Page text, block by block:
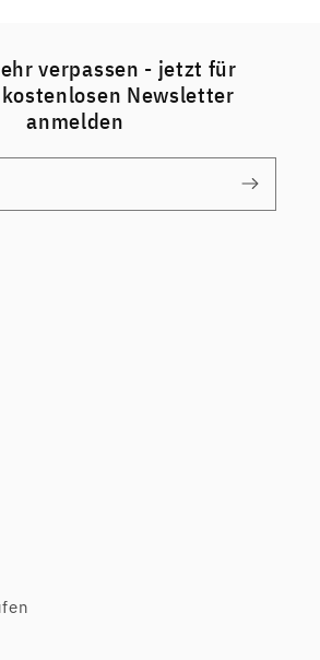
verpassen - jetzt für
Newsletter
anmelden